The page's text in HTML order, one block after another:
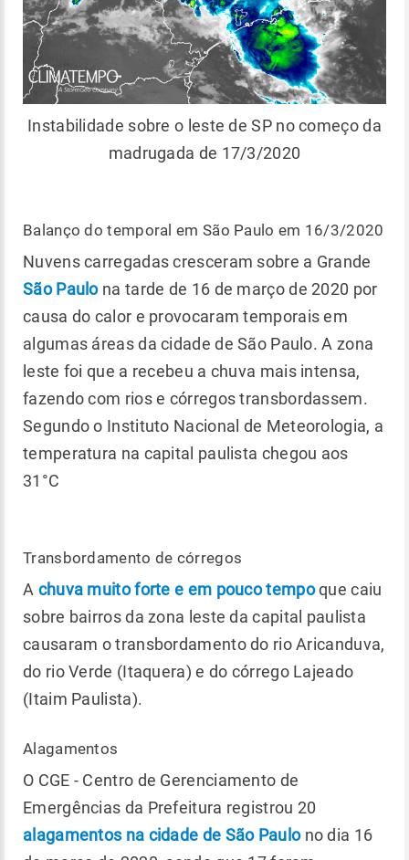
Instabilidade sobre o leste de SP no começo da
madrugada de 17/3/2020
Balanço do temporal em São Paulo em 16/3/2020
Nuvens carregadas cresceram sobre a Grande
São Paulona tarde de 16 de março de 2020 por
causa do calor e provocaram temporais em
algumas áreas da cidade de São Paulo. A zona
leste foi que a recebeu a chuva mais intensa,
fazendo com rios e córregos transbordassem.
Segundo o Instituto Nacional de Meteorologia, a
temperatura na capital paulista chegou aos
31°C
Transbordamento de córregos
A chuva muito forte e em pouco tempoque caiu
sobre bairros da zona leste da capital paulista
causaram o transbordamento do rio Aricanduva,
do rio Verde (Itaquera) e do córrego Lajeado
(Itaim Paulista).
Alagamentos
O CGE - Centro de Gerenciamento de
Emergências da Prefeitura registrou 20
alagamentos na cidade de São Paulono dia 16